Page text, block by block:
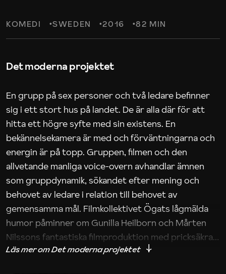
KOMEDI SWEDEN 2016 82 MIN
Det moderna projektet
En grupp på sex personer och två ledare befinner
sig i ett stort hus på landet. De är alla där för att
hitta ett högre syfte med sin existens. En
bekännelsekamera är med och förväntningarna och
energin är på topp. Gruppen, filmen och den
allvetande manliga voice-overn avhandlar ämnen
som gruppdynamik, sökandet efter mening och
behovet av ledare i relation till behovet av
gemensamma mål. Filmkollektivet Ögats lågmälda
humor påminner om Gunilla Heilborn och Mårten
Nilssons fantastiska filmproduktion med pricksäkra
iakttagelser om hur svårt det kan vara att omsätta